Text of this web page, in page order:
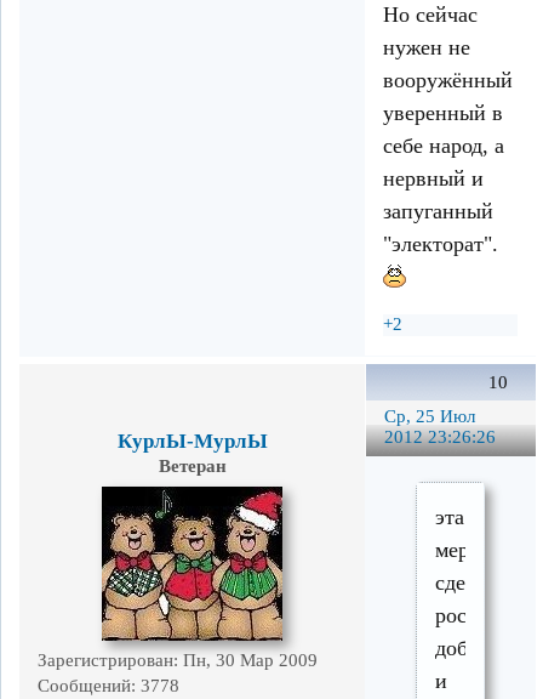
Но сейчас
нужен не
вооружённый
уверенный в
себе народ, а
нервный и
запуганный
"электорат".
+2
10
Ср, 25 Июл
2012 23:26:26
КурлЫ-МурлЫ
Ветеран
Зарегистрирован: Пн, 30 Мар 2009
Сообщений: 3778
эта
мера
сделает
россиян
добрее
и